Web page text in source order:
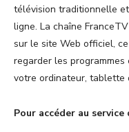
télévision traditionnelle
ligne. La chaîne
sur le site Web officiel,
regarder les
votre ordinateur, tablette
Pour accéder au